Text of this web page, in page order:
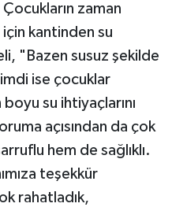
zaman
için kantinden su
"Bazen susuz şekilde
ise çocuklar
su ihtiyaçlarını
açısından da çok
hem de sağlıklı.
teşekkür
rahatladık,